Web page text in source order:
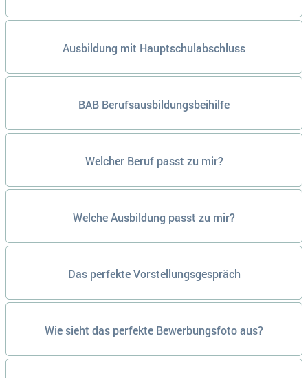
Ausbildung mit Hauptschulabschluss
BAB Berufsausbildungsbeihilfe
Welcher Beruf passt zu mir?
Welche Ausbildung passt zu mir?
Das perfekte Vorstellungsgespräch
Wie sieht das perfekte Bewerbungsfoto aus?